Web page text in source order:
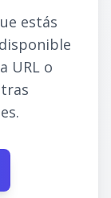
estás
URL o